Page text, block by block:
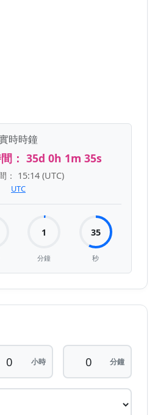
時時鐘
： 35d 0h 1m 35s
： 15:14 (UTC)
UTC
1
分鐘
35
秒
小時 分鐘